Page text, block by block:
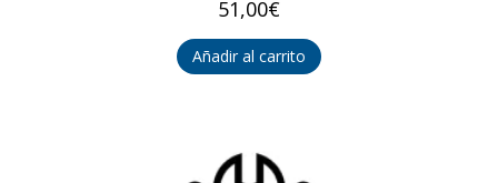
51,00€
Añadir al carrito